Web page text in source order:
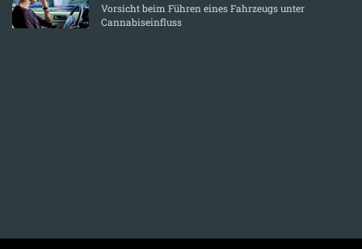
Vorsicht beim Führen eines Fahrzeugs unter
Cannabiseinfluss